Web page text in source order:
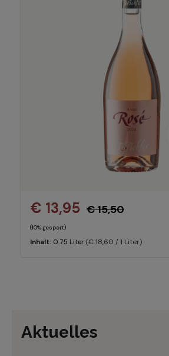
€ 13,95 € 15,50
(10% gespart)
Inhalt: 0.75 Liter (€ 18,60 / 1 Liter)
Aktuelles